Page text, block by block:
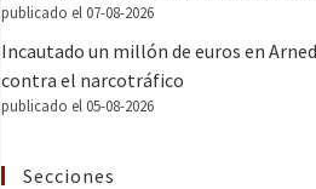
publicado el 07-08-2026
Incautado un millón de euros en
contra el narcotráfico
publicado el 05-08-2026
Secciones